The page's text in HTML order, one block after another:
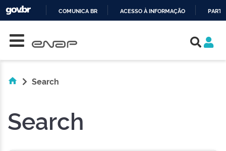
COMUNICA BR ACESSO À INFORMAÇÃO
Search
Search